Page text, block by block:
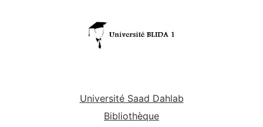
Université Saad Dahlab
Bibliothèque